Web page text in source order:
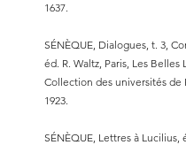
1637.
SÉNÈQUE, Dialogues, t. 3,
éd. R. Waltz, Paris, Les Belles
Collection des universités de
1923.
SÉNÈQUE, Lettres à Lucilius,